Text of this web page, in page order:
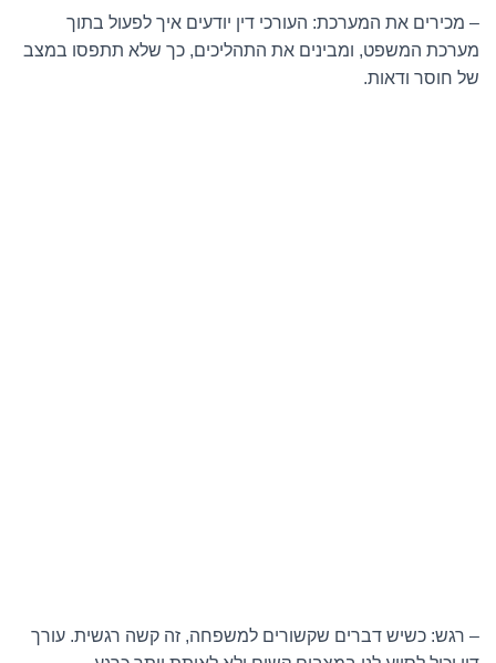
– מכירים את המערכת: העורכי דין יודעים איך לפעול בתוך
מערכת המשפט, ומבינים את התהליכים, כך שלא תתפסו במצב
של חוסר ודאות.
– רגש: כשיש דברים שקשורים למשפחה, זה קשה רגשית. עורך